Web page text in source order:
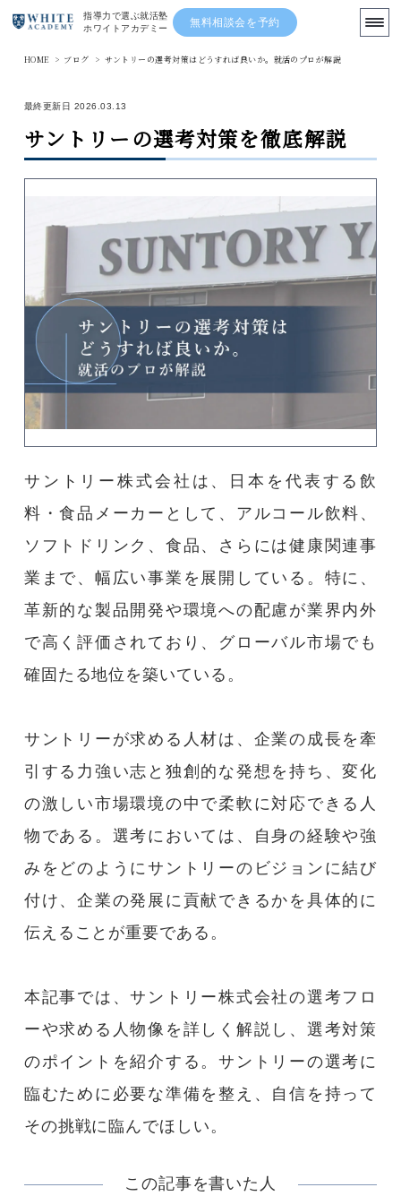
指導力で選ぶ就活塾
ホワイトアカデミー
無料相談会を予約
TOP
先輩の体験記
講師陣
ニュース
コース紹介
大学受験コース
プライバシーポリシー
採用情報
アクセス
大学生の親御様向け書籍のプレゼントページ
大学関係者の方へ
問い合わせフォーム
HOME > ブログ > サントリーの選考対策はどうすれば良いか。就活のプロが解説
最終更新日 2026.03.13
サントリーの選考対策を徹底解説
サントリー株式会社は、日本を代表する飲
料・食品メーカーとして、アルコール飲料、
ソフトドリンク、食品、さらには健康関連事
業まで、幅広い事業を展開している。特に、
革新的な製品開発や環境への配慮が業界内外
で高く評価されており、グローバル市場でも
確固たる地位を築いている。
サントリーが求める人材は、企業の成長を牽
引する力強い志と独創的な発想を持ち、変化
の激しい市場環境の中で柔軟に対応できる人
物である。選考においては、自身の経験や強
みをどのようにサントリーのビジョンに結び
付け、企業の発展に貢献できるかを具体的に
伝えることが重要である。
本記事では、サントリー株式会社の選考フロ
ーや求める人物像を詳しく解説し、選考対策
のポイントを紹介する。サントリーの選考に
臨むために必要な準備を整え、自信を持って
その挑戦に臨んでほしい。
この記事を書いた人